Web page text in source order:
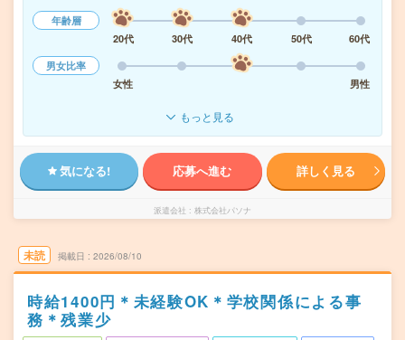
年齢層
20代
30代 40代 50代
60代
男女比率
女性
男性
もっと見る
気になる! 応募へ進む 詳しく見る
派遣会社 株式会社パソナ
未読 掲載日 2026/08/10
時給1400円＊未経験OK＊学校関係による事
務＊残業少